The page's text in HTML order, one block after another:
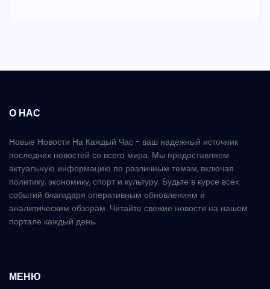
О НАС
Новые Новости На Каждый Час - ваш надежный источник
последних новостей со всего мира. Мы предоставляем
актуальную информацию по различным темам, включая
политику, экономику, спорт и культуру. Будьте в курсе всех
событий благодаря оперативным обновлениям и
аналитическим обзорам. Читайте свежие новости на нашем
портале каждый день.
МЕНЮ